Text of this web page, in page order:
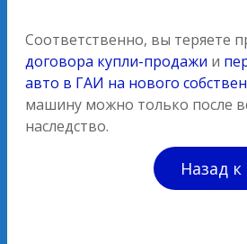
Соответственно, вы теряете
договора купли-продажи и
авто в ГАИ на нового
машину можно только после
наследство.
Назад